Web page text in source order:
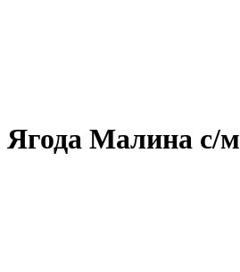
Ягода Малина с/м